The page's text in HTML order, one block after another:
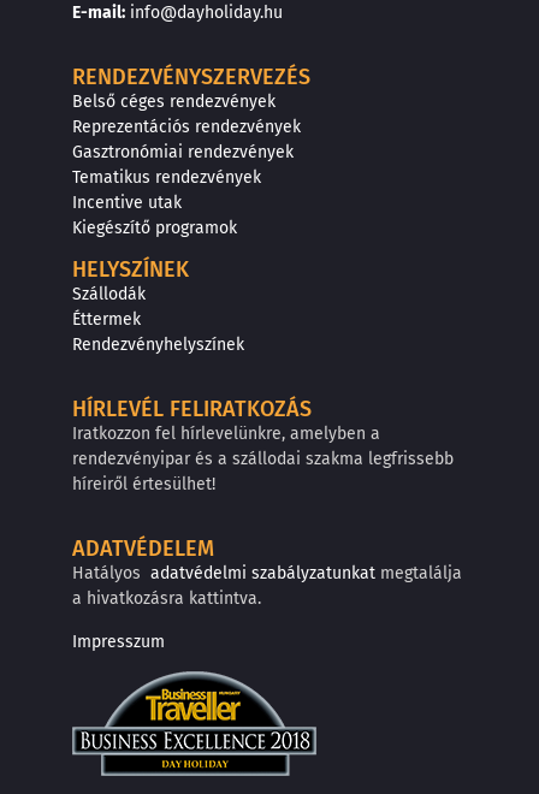
E-mail: info@dayholiday.hu
RENDEZVÉNYSZERVEZÉS
Belső céges rendezvények
Reprezentációs rendezvények
Gasztronómiai rendezvények
Tematikus rendezvények
Incentive utak
Kiegészítő programok
HELYSZÍNEK
Szállodák
Éttermek
Rendezvényhelyszínek
HÍRLEVÉL FELIRATKOZÁS
Iratkozzon fel hírlevelünkre, amelyben a
rendezvényipar és a szállodai szakma legfrissebb
híreiről értesülhet!
ADATVÉDELEM
Hatályos adatvédelmi szabályzatunkat megtalálja
a hivatkozásra kattintva.
Impresszum